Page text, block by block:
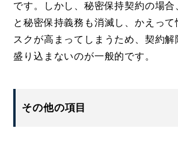
です。しかし、秘密保持契約の場合
と秘密保持義務も消滅し、かえって
スクが高まってしまうため、契約
盛り込まないのが一般的です。
その他の項目